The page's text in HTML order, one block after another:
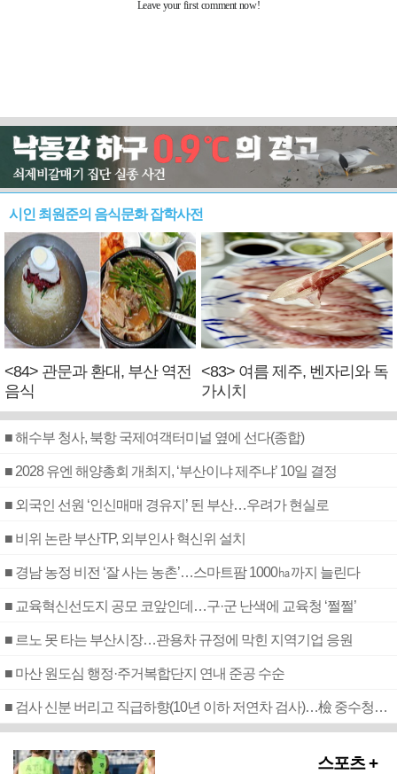
시인 최원준의 음식문화 잡학사전
<84> 관문과 환대, 부산 역전
음식
<83> 여름 제주, 벤자리와 독
가시치
■ 해수부 청사, 북항 국제여객터미널 옆에 선다(종합)
■ 2028 유엔 해양총회 개최지, ‘부산이냐 제주냐’ 10일 결정
■ 외국인 선원 ‘인신매매 경유지’ 된 부산…우려가 현실로
■ 비위 논란 부산TP, 외부인사 혁신위 설치
■ 경남 농정 비전 ‘잘 사는 농촌’…스마트팜 1000㏊까지 늘린다
■ 교육혁신선도지 공모 코앞인데…구·군 난색에 교육청 ‘쩔쩔’
■ 르노 못 타는 부산시장…관용차 규정에 막힌 지역기업 응원
■ 마산 원도심 행정·주거복합단지 연내 준공 수순
■ 검사 신분 버리고 직급하향(10년 이하 저연차 검사)…檢 중수청행 기피
스포츠 +